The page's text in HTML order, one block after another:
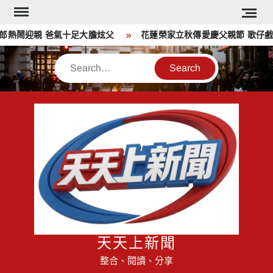
Skip
content
鬧迎親 爸氣十足大膽炫父 花蓮榮家立秋傳愛慶父親節 歌仔戲
Search
天天上新聞
整合、閱讀、分享